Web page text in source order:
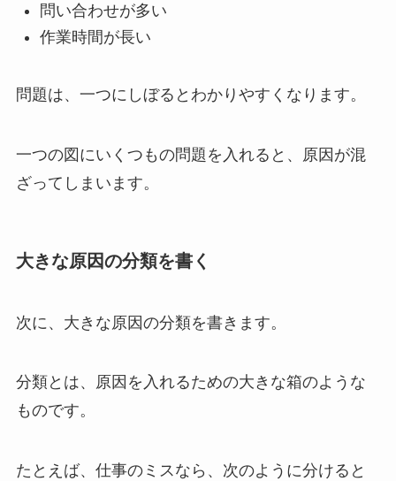
問い合わせが多い
作業時間が長い
問題は、一つにしぼるとわかりやすくなります。
一つの図にいくつもの問題を入れると、原因が混
ざってしまいます。
大きな原因の分類を書く
次に、大きな原因の分類を書きます。
分類とは、原因を入れるための大きな箱のような
ものです。
たとえば、仕事のミスなら、次のように分けると